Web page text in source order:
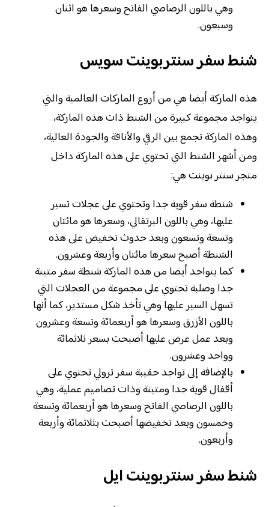
وهي باللون الرصاصي الفاتح وسعرها هو اثنان
وسبعون.
شنط سفر سنتربوينت سويس
هذه الماركة أيضا هي من أروع الماركات العالمية والتي
يتواجد مجموعة كبيرة من الشنط ذات هذه الماركة،
وهذه الماركة تجمع بين الرقي والأناقة والجودة العالية،
ومن أشهر الشنط التي تحتوي على هذه الماركة داخل
متجر سنتر بوينت هي:
شنطة سفر قوية جدا وتحتوي على عجلات تسير
عليها، وهي باللون البرتقالي، وسعرها هو مائتان
وتسعة وتسعون وبعد حدوث تخفيض على هذه
الشنطة أصبح سعرها مائتان وأربعة وعشرون.
كما يتواجد أيضا من هذه الماركة شنطة سفر متينة
جدا وصلبة تحتوي على مجموعة من العجلات التي
تسهل السير عليها وهي تأخذ شكل مستدير، كما أنها
باللون الأزرق وسعرها هو أربعمائة وتسعة وعشرون
وبعد عمل عرض عليها أصبحت بسعر ثلاثمائة
وواحد وعشرون.
بالإضافة إلى تواجد حقيبة سفر ترولي تحتوي على
أقفال قوية جدا ومتينة وذات تصاميم عملية، وهي
باللون الرصاصي الفاتح وسعرها هو أربعمائة وتسعة
وخمسون وبعد تخفيضها أصبحت بثلاثمائة وأربعة
وأربعون.
شنط سفر سنتربوينت ايل